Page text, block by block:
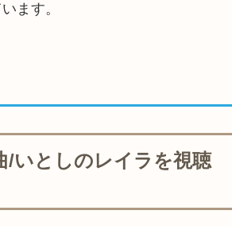
ます。
/いとしのレイラを視聴